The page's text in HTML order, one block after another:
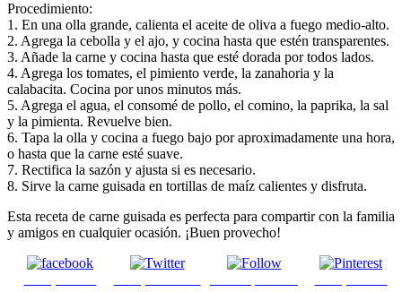
Procedimiento:
1. En una olla grande, calienta el aceite de oliva a fuego medio-alto.
2. Agrega la cebolla y el ajo, y cocina hasta que estén transparentes.
3. Añade la carne y cocina hasta que esté dorada por todos lados.
4. Agrega los tomates, el pimiento verde, la zanahoria y la
calabacita. Cocina por unos minutos más.
5. Agrega el agua, el consomé de pollo, el comino, la paprika, la sal
y la pimienta. Revuelve bien.
6. Tapa la olla y cocina a fuego bajo por aproximadamente una hora,
o hasta que la carne esté suave.
7. Rectifica la sazón y ajusta si es necesario.
8. Sirve la carne guisada en tortillas de maíz calientes y disfruta.
Esta receta de carne guisada es perfecta para compartir con la familia
y amigos en cualquier ocasión. ¡Buen provecho!